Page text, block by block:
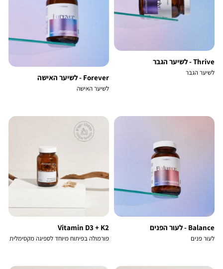
Thrive - לשיער הגבר
לשיער הגבר
Forever - לשיער האישה
לשיער האישה
Balance - לעור הפנים
לעור פנים
Vitamin D3 + K2
פורמולה בפיתוח מיוחד לספיגה מקסימלית